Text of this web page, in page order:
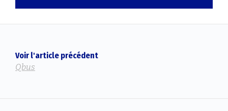
Voir l'article précédent
Qbus